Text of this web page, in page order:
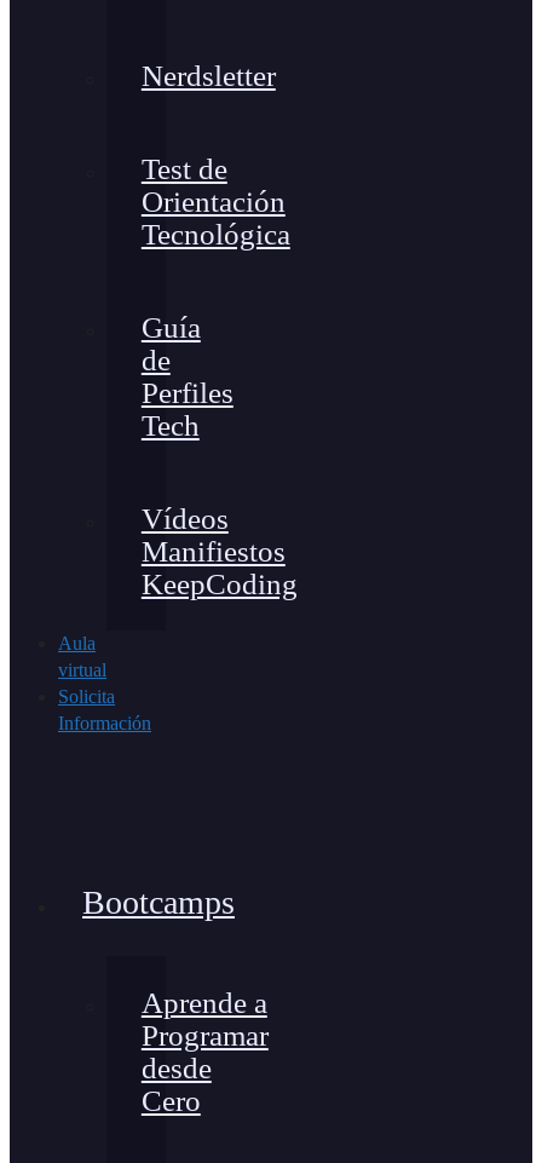
Nerdsletter
Test de
Orientación
Tecnológica
Guía
de
Perfiles
Tech
Vídeos
Manifiestos
KeepCoding
Aula
virtual
Solicita
Información
Bootcamps
Aprende a
Programar
desde
Cero